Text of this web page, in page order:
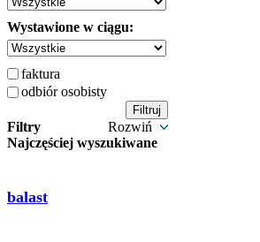
Wystawione w ciągu:
faktura
odbiór osobisty
Filtry
Rozwiń
Najczęściej wyszukiwane
balast